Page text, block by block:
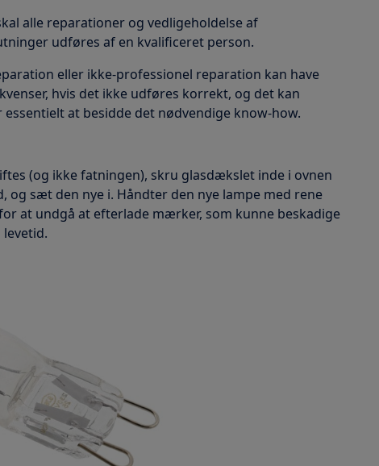
alle reparationer og vedligeholdelse af
udføres af en kvalificeret person.
eller ikke-professionel reparation kan have
hvis det ikke udføres korrekt, og det kan
at besidde det nødvendige know-how.
(og ikke fatningen), skru glasdækslet inde i ovnen
og sæt den nye i. Håndter den nye lampe med rene
at undgå at efterlade mærker, som kunne beskadige